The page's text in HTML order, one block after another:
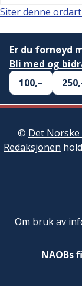
Siter denne
Er du fornøyd
Bli med og
100,–
© Det
Redaksjonen
Om bruk av
NAOBs